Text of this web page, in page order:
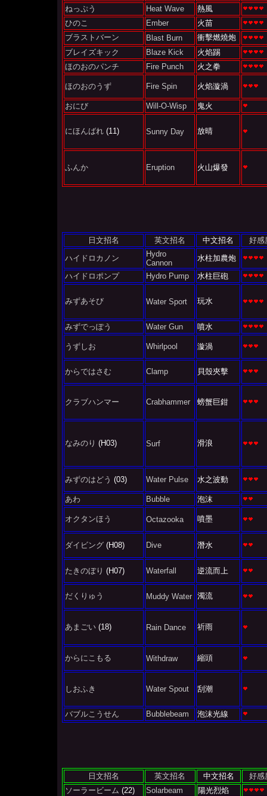
ねっぷう
Heat Wave
熱風
ひのこ
Ember
火苗
ブラストバーン
Blast Burn
衝擊燃燒炮
ブレイズキック
Blaze Kick
火焰踢
ほのおのパンチ
Fire Punch 火之拳
ほのおのうず Fire Spin 火焰漩渦
おにび Will-O-Wisp 鬼火
にほんばれ (11) Sunny Day 放晴
ふんか Eruption 火山爆發
日文招名 英文招名 中文招名
好感
ハイドロカノン
Hydro
Cannon
水柱加農炮
ハイドロポンプ
Hydro Pump 水柱巨砲
みずあそび Water Sport 玩水
みずでっぽう Water Gun 噴水
うずしお Whirlpool 漩渦
からではさむ Clamp 貝殼夾擊
クラブハンマー Crabhammer 螃蟹巨鉗
なみのり (H03) Surf 滑浪
みずのはどう (03) Water Pulse 水之波動
あわ Bubble 泡沫
オクタンほう Octazooka 噴墨
ダイビング (H08) Dive 潛水
たきのぼり (H07) Waterfall 逆流而上
だくりゅう Muddy Water 濁流
あまごい (18) Rain Dance 祈雨
からにこもる Withdraw 縮頭
しおふき Water Spout 刮潮
バブルこうせん Bubblebeam 泡沫光線
日文招名 英文招名 中文招名
好感
ソーラービーム (22) Solarbeam
陽光烈焰